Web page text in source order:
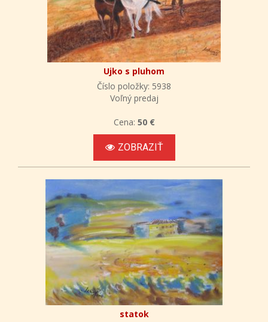
Ujko s pluhom
Číslo položky: 5938
Voľný predaj
Cena: 50 €
ZOBRAZIŤ
statok